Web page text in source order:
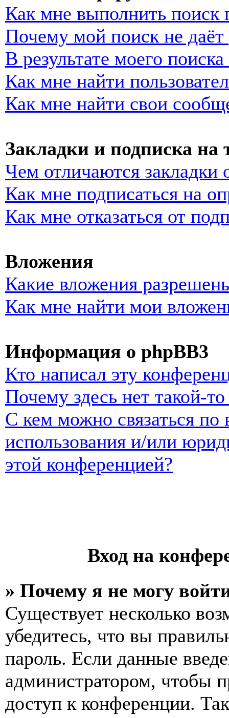
Как мне выполнить
Почему мой поиск не даёт
В результате моего
Как мне найти
Как мне найти свои
Закладки и подписка на
Чем отличаются закладки
Как мне подписаться на
Как мне отказаться от
Вложения
Какие вложения
Как мне найти мои
Информация о phpBB3
Кто написал эту
Почему здесь нет такой-
С кем можно связаться по
использования и/или
этой конференцией?
Вход на
» Почему я не могу
Существует несколько
убедитесь, что вы
пароль. Если данные
администратором, чтобы
доступ к конференции.